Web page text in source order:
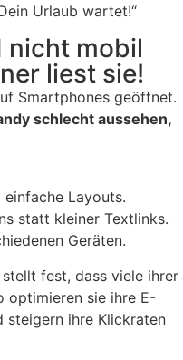
Urlaub wartet!“
nicht mobil
liest sie!
Smartphones geöffnet.
schlecht aussehen,
Layouts.
statt kleiner Textlinks.
Geräten.
fest, dass viele ihrer
optimieren sie ihre E-
steigern ihre Klickraten